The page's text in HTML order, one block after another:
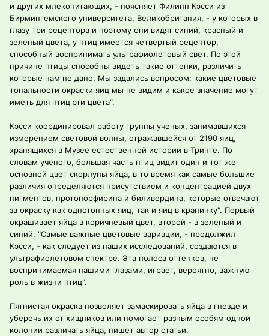
и других млекопитающих, - поясняет Филипп Кэсси из
Бирмингемского университета, Великобритания, - у которых в
глазу три рецептора и поэтому они видят синий, красный и
зеленый цвета, у птиц имеется четвертый рецептор,
способный воспринимать ультрафиолетовый свет. По этой
причине птицы способны видеть такие оттенки, различить
которые нам не дано. Мы задались вопросом: какие цветовые
тональности окраски яиц мы не видим и какое значение могут
иметь для птиц эти цвета".
Кэсси координировал работу группы ученых, занимавшихся
измерением световой волны, отражавшейся от 2190 яиц,
хранящихся в Музее естественной истории в Тринге. По
словам ученого, большая часть птиц видит один и тот же
основной цвет скорлупы яйца, в то время как самые большие
различия определяются присутствием и концентрацией двух
пигментов, протопорфирина и биливердина, которые отвечают
за окраску как однотонных яиц, так и яиц в крапинку". Первый
окрашивает яйца в коричневый цвет, второй - в зеленый и
синий. "Самые важные цветовые вариации, - продолжил
Кэсси, - как следует из наших исследований, создаются в
ультрафиолетовом спектре. Эта полоса оттенков, не
воспринимаемая нашими глазами, играет, вероятно, важную
роль в жизни птиц".
Пятнистая окраска позволяет замаскировать яйца в гнезде и
уберечь их от хищников или помогает разным особям одной
колонии различать яйца, пишет автор статьи.